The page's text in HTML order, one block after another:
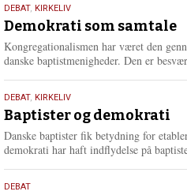
18.
maj
2026
DEBAT, KIRKELIV
Demokrati som samtale
Kongregationalismen har været den
danske baptistmenigheder. Den er
18.
maj
2026
DEBAT, KIRKELIV
Baptister og demokrati
Danske baptister fik betydning for
demokrati har haft indflydelse på
18.
DEBAT